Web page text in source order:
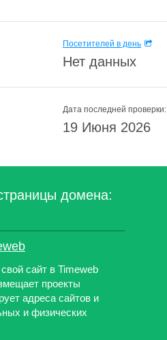
Посетителей в день
Нет данных
Дата последней проверки:
19 Июня 2026
домена:
сайт в Timeweb
проекты
адреса сайтов и
и физических